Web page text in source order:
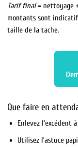
Tarif final= nettoyage
montants sont
taille de la tache.
Que faire en
Enlevez
Utilisez l’astuce